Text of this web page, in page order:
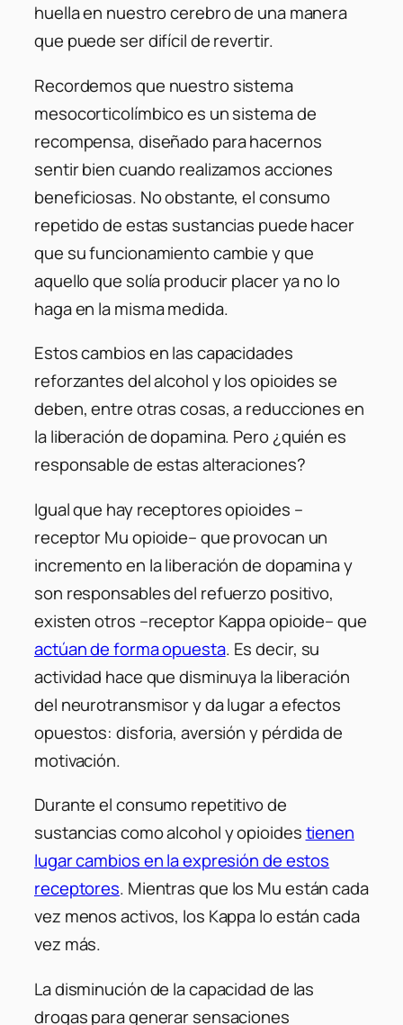
huella en nuestro cerebro de una manera
que puede ser difícil de revertir.
Recordemos que nuestro sistema
mesocorticolímbico es un sistema de
recompensa, diseñado para hacernos
sentir bien cuando realizamos acciones
beneficiosas. No obstante, el consumo
repetido de estas sustancias puede hacer
que su funcionamiento cambie y que
aquello que solía producir placer ya no lo
haga en la misma medida.
Estos cambios en las capacidades
reforzantes del alcohol y los opioides se
deben, entre otras cosas, a reducciones en
la liberación de dopamina. Pero ¿quién es
responsable de estas alteraciones?
Igual que hay receptores opioides –
receptor Mu opioide– que provocan un
incremento en la liberación de dopamina y
son responsables del refuerzo positivo,
existen otros –receptor Kappa opioide– que
actúan de forma opuesta. Es decir, su
actividad hace que disminuya la liberación
del neurotransmisor y da lugar a efectos
opuestos: disforia, aversión y pérdida de
motivación.
Durante el consumo repetitivo de
sustancias como alcohol y opioidestienen
lugar cambios en la expresión de estos
receptores. Mientras que los Mu están cada
vez menos activos, los Kappa lo están cada
vez más.
La disminución de la capacidad de las
drogas para generar sensaciones